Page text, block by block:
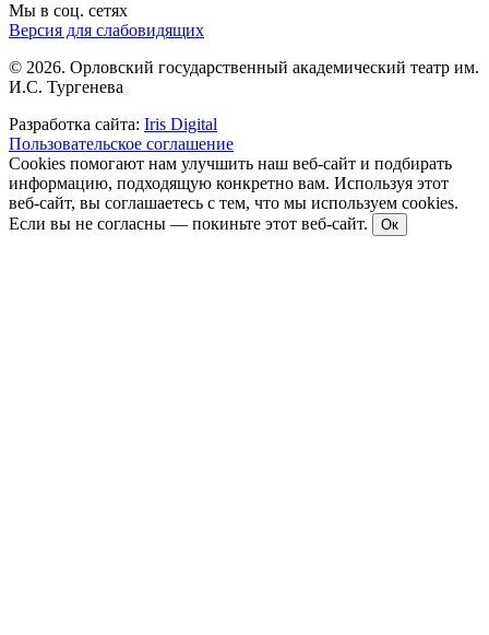
Мы в соц. сетях
Версия для слабовидящих
© 2026. Орловский государственный академический театр им.
И.С. Тургенева
Разработка сайта: Iris Digital
Пользовательское соглашение
Cookies помогают нам улучшить наш веб-сайт и подбирать
информацию, подходящую конкретно вам. Используя этот
веб-сайт, вы соглашаетесь с тем, что мы используем cookies.
Если вы не согласны — покиньте этот веб-сайт.
Ок